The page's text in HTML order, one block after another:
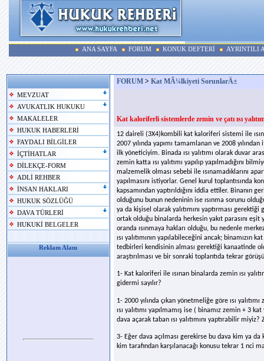
ANA SAYFA FORUM KONUK DEFTERİ AYRINTILI
MEVZUAT
AVUKATLIK HUKUKU
MAKALELER
HUKUK HABERLERİ
FAYDALI BİLGİLER
İÇTİHATLAR
DİLEKÇE-FORM
ADLİ REHBER
İNSAN HAKLARI
HUKUK SÖZLÜĞÜ
DAVA TÜRLERİ
HUKUKİ BELGELER
Reklam Alanı
FORUM > Kat MÃ¼lkiyeti SorunlarÄ±
Kat kaloriferli sistemlerde zemin ve çatı ısı
12 daireli (3X4)kombili kat kaloriferi sistemi ile
2007 yılında yapımı tamamlanan ve 2008
ilk yöneticiyim. Binada ısı yalıtımı olarak duvar
zemin katta ısı yalıtımı yapılıp yapılmadığını
malzemelik olması sebebi ile ısınamadıklarını
yapılmasını istiyorlar. Genel kurul toplantısında
kapsamından yaptırıldığını iddia ettiler. Binanın
olduğunu bunun nedeninin ise ısınma sorunu
ya da kişisel olarak yalıtımını yaptırması
ortak olduğu binalarda herkesin yakıt parasını
oranda ısınmaya hakları olduğu, bu nedenle
ısı yalıtımının yapılabileceğini ancak;
tedbirleri kendisinin alması gerektiği kanaatinde
araştırılması ve bir sonraki toplantıda tekrar
1- Kat kaloriferi ile ısınan binalarda zemin ısı
gidermi sayılır?
1- 2000 yılında çıkan yönetmeliğe göre ısı
ısı yalıtımı yapılmamış ise ( binamız zemin + 3
dava açarak taban ısı yalıtımını yaptırabilir miyiz?
3- Eğer dava açılması gerekirse bu dava kim ya
kim tarafından karşılanacağı konusu tekrar 1 nci